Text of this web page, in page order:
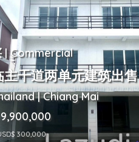
| Commercial
主干道两单元建筑出售
| Chiang Mai
300,000